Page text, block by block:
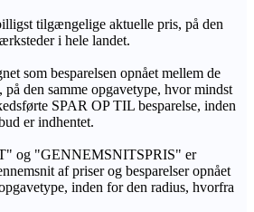
tilgængelige aktuelle pris, på den
i hele landet.
som besparelsen opnået mellem de
den samme opgavetype, hvor mindst
SPAR OP TIL besparelse, inden
er indhentet.
og "GENNEMSNITSPRIS" er
af priser og besparelser opnået
inden for den radius, hvorfra